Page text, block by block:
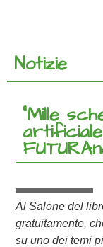
Notizie
“Mille
Al Salone del
gratuitamente,
su uno dei temi